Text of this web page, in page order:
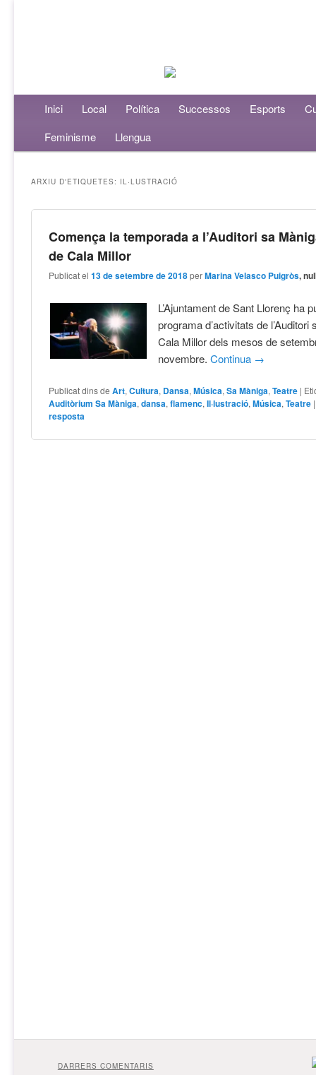
Menú principalAneu al contingut principal
Aneu al contingut secundari
Inici Local Política Successos Esports
Feminisme
Llengua
ARXIU D'ETIQUETES: IL·LUSTRACIÓ
Comença la temporada a l’Auditori sa
de Cala Millor
Publicat el13 de setembre de 2018 perMarina Velasco Puigròs,
L’Ajuntament de Sant Llorenç ha
programa d’activitats de l’Auditori
Cala Millor dels mesos de
novembre.Continua →
Publicat dins de Art,Cultura, Dansa,Música,Sa Màniga,Teatre |
Auditòrium Sa Màniga,dansa,flamenc,Il·lustració,Música,Teatre
resposta
DARRERS COMENTARIS